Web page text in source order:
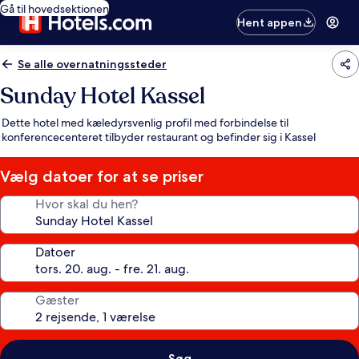
Gå til hovedsektionen
Hent appen
Se alle overnatningssteder
Sunday Hotel Kassel
Dette hotel med kæledyrsvenlig profil med forbindelse til
konferencecenteret tilbyder restaurant og befinder sig i Kassel
Vælg datoer for at se priser
Hvor skal du hen?
Datoer
Gæster